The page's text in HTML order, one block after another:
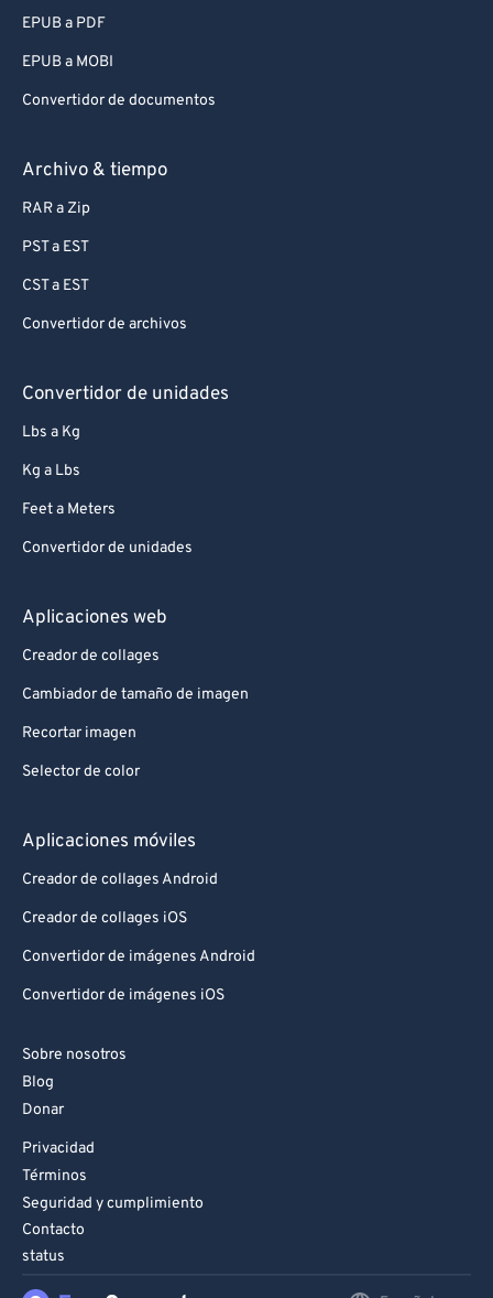
EPUB a PDF
EPUB a MOBI
Convertidor de documentos
Archivo & tiempo
RAR a Zip
PST a EST
CST a EST
Convertidor de archivos
Convertidor de unidades
Lbs a Kg
Kg a Lbs
Feet a Meters
Convertidor de unidades
Aplicaciones web
Creador de collages
Cambiador de tamaño de imagen
Recortar imagen
Selector de color
Aplicaciones móviles
Creador de collages Android
Creador de collages iOS
Convertidor de imágenes Android
Convertidor de imágenes iOS
Sobre nosotros
Blog
Donar
Privacidad
Términos
Seguridad y cumplimiento
Contacto
status